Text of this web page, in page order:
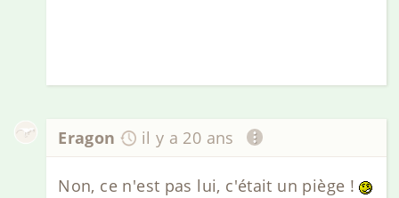
Eragon il y a 20 ans
Non, ce n'est pas lui, c'était un piège !